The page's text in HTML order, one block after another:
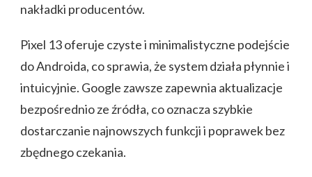
nakładki producentów.
Pixel 13 oferuje czyste i minimalistyczne podejście
do Androida, co sprawia, że system działa płynnie i
intuicyjnie. Google zawsze zapewnia aktualizacje
bezpośrednio ze źródła, co oznacza szybkie
dostarczanie najnowszych funkcji i poprawek bez
zbędnego czekania.